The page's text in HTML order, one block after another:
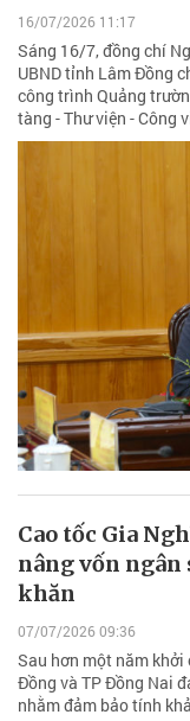
16/07/2026 11:17
Sáng 16/7, đồng chí
UBND tỉnh Lâm Đồng
công trình Quảng
tàng - Thư viện - Công
Cao tốc Gia
nâng vốn ngân
khăn
07/07/2026 09:36
Sau hơn một năm
Đồng và TP Đồng Nai
nhằm đảm bảo tính